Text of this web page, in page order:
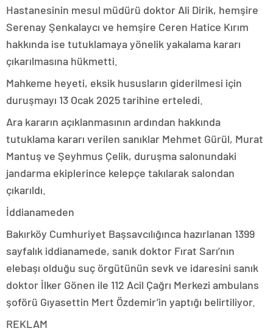
Hastanesinin mesul müdürü doktor Ali Dirik, hemşire
Serenay Şenkalaycı ve hemşire Ceren Hatice Kırım
hakkında ise tutuklamaya yönelik yakalama kararı
çıkarılmasına hükmetti.
Mahkeme heyeti, eksik hususların giderilmesi için
duruşmayı 13 Ocak 2025 tarihine erteledi.
Ara kararın açıklanmasının ardından hakkında
tutuklama kararı verilen sanıklar Mehmet Gürül, Murat
Mantuş ve Şeyhmus Çelik, duruşma salonundaki
jandarma ekiplerince kelepçe takılarak salondan
çıkarıldı.
İddianameden
Bakırköy Cumhuriyet Başsavcılığınca hazırlanan 1399
sayfalık iddianamede, sanık doktor Fırat Sarı’nın
elebaşı olduğu suç örgütünün sevk ve idaresini sanık
doktor İlker Gönen ile 112 Acil Çağrı Merkezi ambulans
şoförü Gıyasettin Mert Özdemir’in yaptığı belirtiliyor.
REKLAM